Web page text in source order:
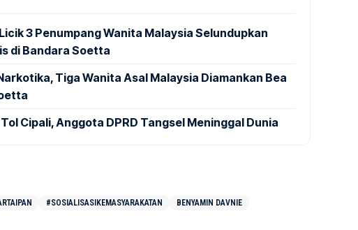
3 Penumpang Wanita Malaysia Selundupkan
di Bandara Soetta
Tiga Wanita Asal Malaysia Diamankan Bea
Cipali, Anggota DPRD Tangsel Meninggal Dunia
#SOSIALISASIKEMASYARAKATAN
BENYAMIN DAVNIE